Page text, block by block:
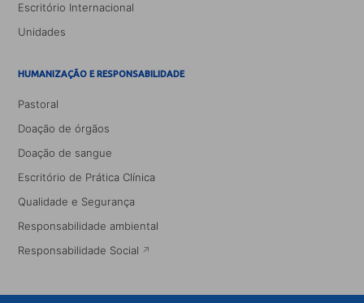
Escritório Internacional
Unidades
HUMANIZAÇÃO E RESPONSABILIDADE
Pastoral
Doação de órgãos
Doação de sangue
Escritório de Prática Clínica
Qualidade e Segurança
Responsabilidade ambiental
Responsabilidade Social